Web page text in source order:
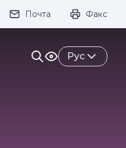
Почта Факс
Рус